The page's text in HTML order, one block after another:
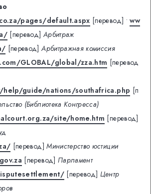
pages/default.aspx [перевод] •ww
[перевод] Арбитраж
[перевод] Арбитражная комиссия
GLOBAL/global/zza.htm [перевод
help/guide/nations/southafrica.php [п
(Библиотека Конгресса)
site/home.htm [перевод]
[перевод] Министерство юстиции
[перевод] Парламент
[перевод] Центр